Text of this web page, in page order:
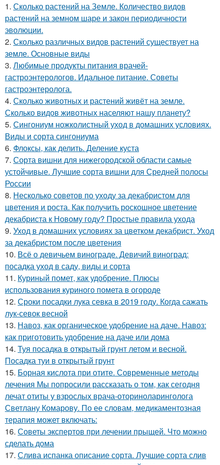
1. Сколько растений на Земле. Количество видов
растений на земном шаре и закон периодичности
эволюции.
2. Сколько различных видов растений существует на
земле. Основные виды
3. Любимые продукты питания врачей-
гастроэнтерологов. Идальное питание. Советы
гастроэнтеролога.
4. Сколько животных и растений живёт на земле.
Сколько видов животных населяют нашу планету?
5. Сингониум ножколистный уход в домашних условиях.
Виды и сорта сингониума
6. Флоксы, как делить. Деление куста
7. Сорта вишни для нижегородской области самые
устойчивые. Лучшие сорта вишни для Средней полосы
России
8. Несколько советов по уходу за декабристом для
цветения и роста. Как получить роскошное цветение
декабриста к Новому году? Простые правила ухода
9. Уход в домашних условиях за цветком декабрист. Уход
за декабристом после цветения
10. Всё о девичьем винограде. Девичий виноград:
посадка уход в саду, виды и сорта
11. Куриный помет, как удобрение. Плюсы
использования куриного помета в огороде
12. Сроки посадки лука севка в 2019 году. Когда сажать
лук-севок весной
13. Навоз, как органическое удобрение на даче. Навоз:
как приготовить удобрение на даче или дома
14. Туя посадка в открытый грунт летом и весной.
Посадка туи в открытый грунт
15. Борная кислота при отите. Современные методы
лечения Мы попросили рассказать о том, как сегодня
лечат отиты у взрослых врача-оториноларинголога
Светлану Комарову. По ее словам, медикаментозная
терапия может включать:
16. Советы экспертов при лечении прыщей. Что можно
сделать дома
17. Слива испанка описание сорта. Лучшие сорта слив